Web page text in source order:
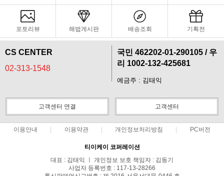
포토리뷰 해법게시판 배송조회 기획전
CS CENTER
02-313-1548
국민 462202-01-290105 / 우
리 1002-132-425681
예금주 : 김태익
고객센터 연결 고객센터
이용안내 이용약관 개인정보처리방침 PC버전
티이케이 코퍼레이션
대표 : 김태익 ㅣ 개인정보 보호 책임자 : 김동기
사업자 등록번호 : 117-13-28266